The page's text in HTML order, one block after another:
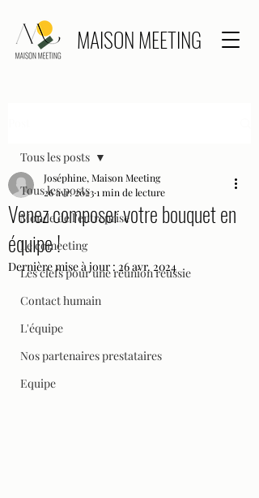
MAISON MEETING
Tous les posts
Monde de l'entreprise
Le comeeting
Les clefs pour une réunion réussie
Contact humain
L'équipe
Nos partenaires prestataires
Equipe
Tous les posts
Venez composer votre bouquet en
équipe !
Joséphine, Maison Meeting
26 avr. 20231 min de lecture
Dernière mise à jour : 26 avr. 2024